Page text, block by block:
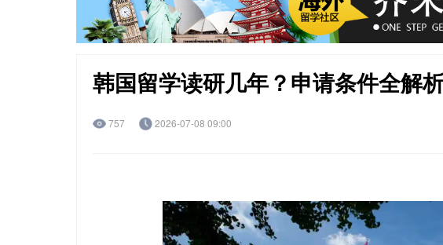
留学规划助手 留学申请助手 芥末
韩国留学读研几年？申请条件全解
757 2026-07-08 09:00